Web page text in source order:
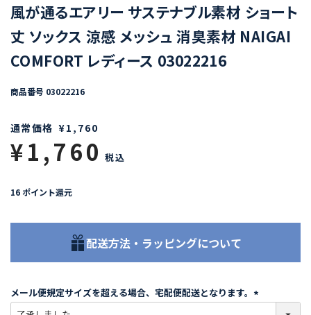
風が通るエアリー サステナブル素材 ショート
丈 ソックス 涼感 メッシュ 消臭素材 NAIGAI
COMFORT レディース 03022216
商品番号 03022216
通常価格 ¥1,760
¥1,760 税込
16 ポイント還元
配送方法・ラッピングについて
メール便規定サイズを超える場合、宅配便配送となります。